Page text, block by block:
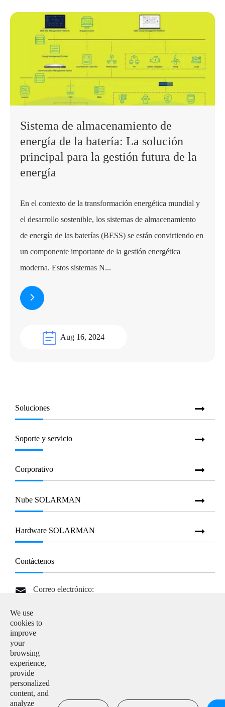
Sistema de almacenamiento de
energía de la batería: La solución
principal para la gestión futura de la
energía
En el contexto de la transformación energética mundial y
el desarrollo sostenible, los sistemas de almacenamiento
de energía de las baterías (BESS) se están convirtiendo en
un componente importante de la gestión energética
moderna. Estos sistemas N...
Aug 16, 2024
Soluciones
Soporte y servicio
Corporativo
Nube SOLARMAN
Hardware SOLARMAN
Contáctenos

Correo electrónico:


Building H4, China IoT International Innovation Park,
No. 6, Jingxian Road, Wuxi, Jiangsu, P. R. China
We use
cookies to
improve
your
browsing
experience,
provide
personalized
content, and
analyze